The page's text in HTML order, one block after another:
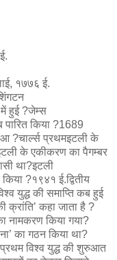
१७७६ ई.
में हुई ?जेम्स
किया ?1689
?चार्ल्स प्रथमइटली के
के एकीकरण का पैगम्बर
था?इटली
?१९४१ ई.द्वितीय
युद्ध की समाप्ति कब हुई
क्रांति’ कहा जाता है ?
नामकरण किया गया?
का गठन किया था?
विश्व युद्ध की शुरुआत